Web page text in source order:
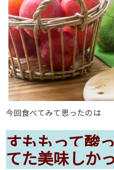
今回食べてみて思ったのは
すももって酸
てた美味しか